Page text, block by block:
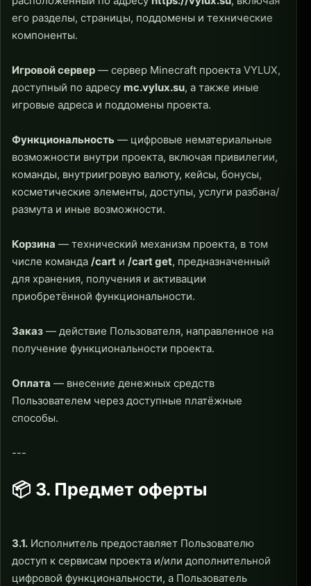
его разделы, страницы, поддомены и технические
компоненты.
Игровой сервер — сервер Minecraft проекта VYLUX,
доступный по адресу mc.vylux.su, а также иные
игровые адреса и поддомены проекта.
Функциональность — цифровые нематериальные
возможности внутри проекта, включая привилегии,
команды, внутриигровую валюту, кейсы, бонусы,
косметические элементы, доступы, услуги разбана/
размута и иные возможности.
Корзина — технический механизм проекта, в том
числе команда /cart и /cart get, предназначенный
для хранения, получения и активации
приобретённой функциональности.
Заказ — действие Пользователя, направленное на
получение функциональности проекта.
Оплата — внесение денежных средств
Пользователем через доступные платёжные
способы.
---
📦 3. Предмет оферты
3.1. Исполнитель предоставляет Пользователю
доступ к сервисам проекта и/или дополнительной
цифровой функциональности, а Пользователь